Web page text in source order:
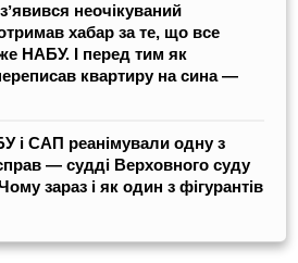
неочікуваний
хабар за те, що все
НАБУ. І перед тим як
квартиру на сина —
і САП реанімували одну з
— судді Верховного суду
зараз і як один з фігурантів